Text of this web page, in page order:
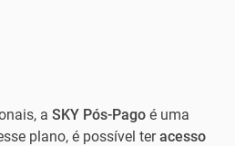
a SKY Pós-Pago é uma
plano, é possível teracesso